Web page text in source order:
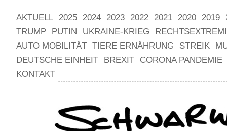
AKTUELL 2025 2024 2023 2022 2021 2020 2019
TRUMP
PUTIN UKRAINE-KRIEG
AUTO MOBILITÄT TIERE ERNÄHRUNG STREIK
DEUTSCHE EINHEIT
BREXIT
CORONA PANDEMIE
KONTAKT